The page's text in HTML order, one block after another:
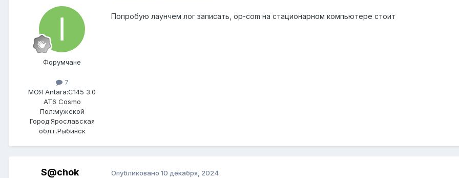
Форумчане
7
МОЯ Antara:C145 3.0
AT6 Cosmo
Пол:мужской
Город:Ярославская
обл.г.Рыбинск
Попробую лаунчем лог записать, op-com на стационарном компьютере стоит
S@chok Опубликовано 10 декабря, 2024